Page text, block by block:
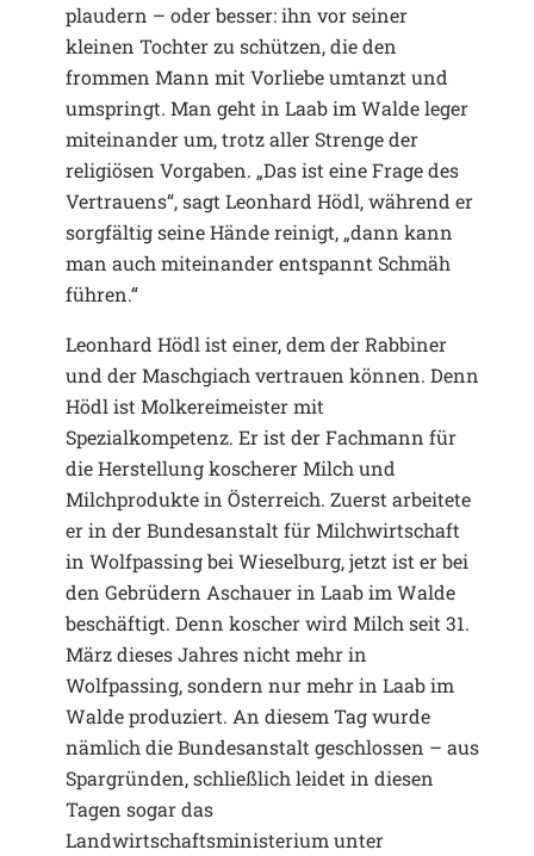
plaudern – oder besser: ihn vor seiner
kleinen Tochter zu schützen, die den
frommen Mann mit Vorliebe umtanzt und
umspringt. Man geht in Laab im Walde leger
miteinander um, trotz aller Strenge der
religiösen Vorgaben. „Das ist eine Frage des
Vertrauens“, sagt Leonhard Hödl, während er
sorgfältig seine Hände reinigt, „dann kann
man auch miteinander entspannt Schmäh
führen.“
Leonhard Hödl ist einer, dem der Rabbiner
und der Maschgiach vertrauen können. Denn
Hödl ist Molkereimeister mit
Spezialkompetenz. Er ist der Fachmann für
die Herstellung koscherer Milch und
Milchprodukte in Österreich. Zuerst arbeitete
er in der Bundesanstalt für Milchwirtschaft
in Wolfpassing bei Wieselburg, jetzt ist er bei
den Gebrüdern Aschauer in Laab im Walde
beschäftigt. Denn koscher wird Milch seit 31.
März dieses Jahres nicht mehr in
Wolfpassing, sondern nur mehr in Laab im
Walde produziert. An diesem Tag wurde
nämlich die Bundesanstalt geschlossen – aus
Spargründen, schließlich leidet in diesen
Tagen sogar das
Landwirtschaftsministerium unter